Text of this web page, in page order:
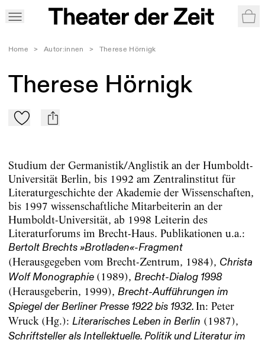
Home > Autor:innen > Therese Hörnigk
Therese Hörnigk
Zu Mein-TdZ hinzufügen
mail
Studium der Germanistik/Anglistik an der Humboldt-
Universität Berlin, bis 1992 am Zentralinstitut für
Literaturgeschichte der Akademie der Wissenschaften,
bis 1997 wissenschaftliche Mitarbeiterin an der
Humboldt-Universität, ab 1998 Leiterin des
Literaturforums im Brecht-Haus. Publikationen u.a.:
Bertolt Brechts »Brotladen«-Fragment
(Herausgegeben vom Brecht-Zentrum, 1984), Christa
Wolf Monographie (1989), Brecht-Dialog 1998
(Herausgeberin, 1999), Brecht-Aufführungen im
Spiegel der Berliner Presse 1922 bis 1932. In: Peter
Wruck (Hg.): Literarisches Leben in Berlin (1987),
Schriftsteller als Intellektuelle. Politik und Literatur im